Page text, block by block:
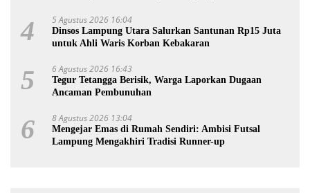
4 5 Agustus 2026 16:04
Dinsos Lampung Utara Salurkan Santunan Rp15 Juta
untuk Ahli Waris Korban Kebakaran
5 6 Agustus 2026 16:43
Tegur Tetangga Berisik, Warga Laporkan Dugaan
Ancaman Pembunuhan
6 8 Agustus 2026 13:04
Mengejar Emas di Rumah Sendiri: Ambisi Futsal
Lampung Mengakhiri Tradisi Runner-up